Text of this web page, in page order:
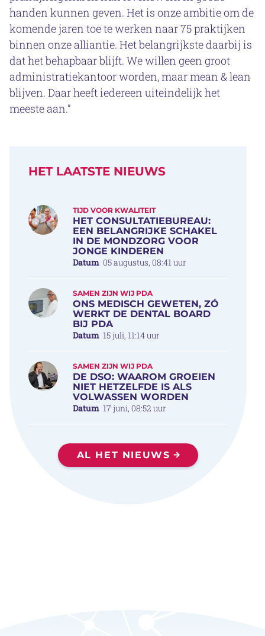
handen kunnen geven. Het is onze ambitie om de
komende jaren toe te werken naar 75 praktijken
binnen onze alliantie. Het belangrijkste daarbij is
dat het behapbaar blijft. We willen geen groot
administratiekantoor worden, maar mean & lean
blijven. Daar heeft iedereen uiteindelijk het
meeste aan.”
HET LAATSTE NIEUWS
HET CONSULTATIEBUREAU:
EEN BELANGRIJKE SCHAKEL
IN DE MONDZORG VOOR
JONGE KINDEREN
TIJD VOOR KWALITEIT
Datum 05 augustus, 08:41 uur
ONS MEDISCH GEWETEN, ZÓ
WERKT DE DENTAL BOARD
BIJ PDA
SAMEN ZIJN WIJ PDA
Datum 15 juli, 11:14 uur
DE DSO: WAAROM GROEIEN
NIET HETZELFDE IS ALS
VOLWASSEN WORDEN
SAMEN ZIJN WIJ PDA
Datum 17 juni, 08:52 uur
AL HET NIEUWS